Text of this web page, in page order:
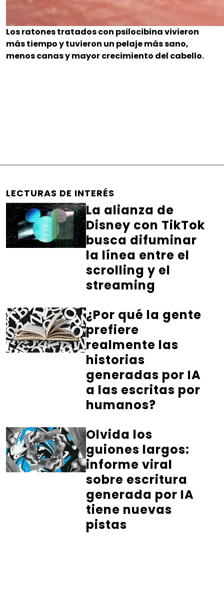
Los ratones tratados con psilocibina vivieron
más tiempo y tuvieron un pelaje más sano,
menos canas y mayor crecimiento del cabello.
LECTURAS DE INTERÉS
La alianza de
Disney con TikTok
busca difuminar
la línea entre el
scrolling y el
streaming
¿Por qué la gente
prefiere
realmente las
historias
generadas por IA
a las escritas por
humanos?
Olvida los
guiones largos:
informe viral
sobre escritura
generada por IA
tiene nuevas
pistas